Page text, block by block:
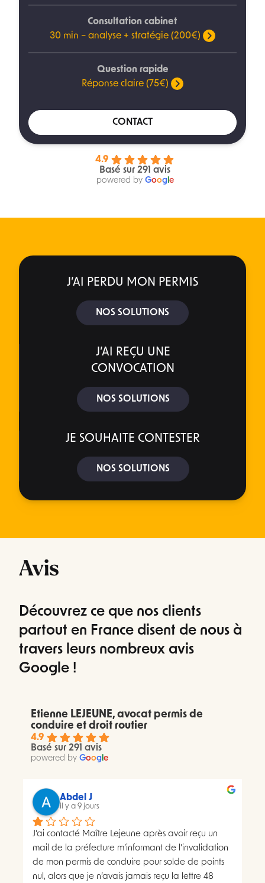
Consultation cabinet
30 min – analyse + stratégie (200€)
Question rapide
Réponse claire (75€)
CONTACT
4.9
Basé sur 291 avis
powered by Googl e
J’AI PERDU MON PERMIS
NOS SOLUTIONS
J’AI REÇU UNE
CONVOCATION
NOS SOLUTIONS
JE SOUHAITE CONTESTER
NOS SOLUTIONS
Avis
Découvrez ce que nos clients
partout en France disent de nous à
travers leurs nombreux avis
Google !
Etienne LEJEUNE, avocat permis de
conduire et droit routier
4.9
Basé sur 291 avis
powered by Goog e
Abdel J
il y a 9 jours
J’ai contacté Maître Lejeune après avoir reçu un
mail de la préfecture m’informant de l’invalidation
de mon permis de conduire pour solde de points
nul, alors que je n’avais jamais reçu la lettre 48